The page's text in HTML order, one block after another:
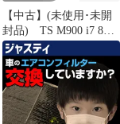
【中古】(未使用･未開
封品) TS M900 i7 8GB
256GB FD Only df5ndr3